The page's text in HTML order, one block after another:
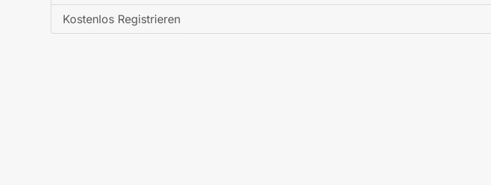
Kostenlos Registrieren